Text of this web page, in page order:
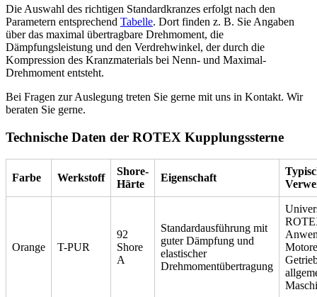
Die Auswahl des richtigen Standardkranzes erfolgt nach den
Parametern entsprechend Tabelle. Dort finden z. B. Sie Angaben
über das maximal übertragbare Drehmoment, die
Dämpfungsleistung und den Verdrehwinkel, der durch die
Kompression des Kranzmaterials bei Nenn- und Maximal-
Drehmoment entsteht.
Bei Fragen zur Auslegung treten Sie gerne mit uns in Kontakt. Wir
beraten Sie gerne.
Technische Daten der ROTEX Kupplungssterne
Farbe Werkstoff
Shore-
Härte
Eigenschaft
Orange T-PUR
92
Shore
A
Standardausführung mit
guter Dämpfung und
elastischer
Drehmomentübertragung